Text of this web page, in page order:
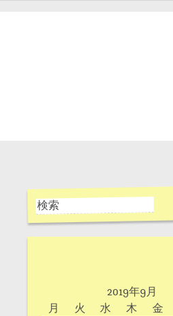
2019年9月
月
火 水 木 金